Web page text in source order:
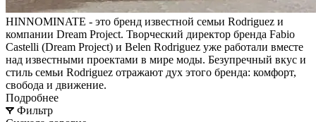
HINNOMINATE - это бренд известной семьи Rodriguez и
компании Dream Project. Творческий директор бренда Fabio
Castelli (Dream Project) и Belen Rodriguez уже работали вместе
над известными проектами в мире моды. Безупречный вкус и
стиль семьи Rodriguez отражают дух этого бренда: комфорт,
свобода и движение.
Подробнее
Фильтр